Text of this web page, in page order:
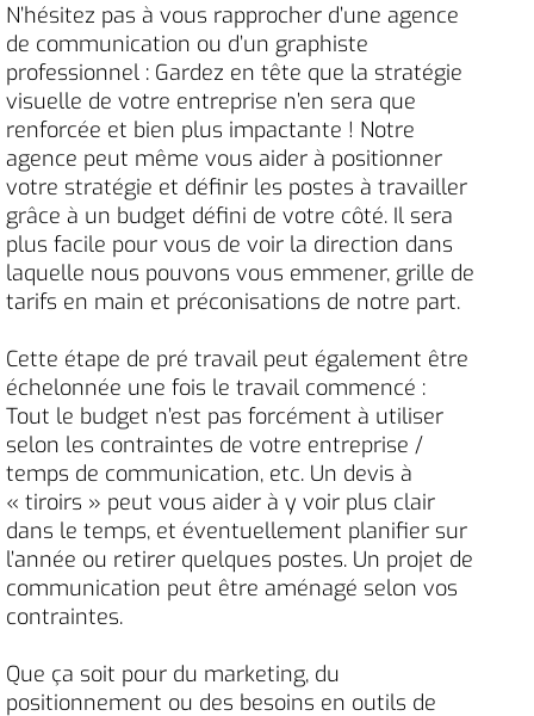
N’hésitez pas à vous rapprocher d’une agence
de communication ou d’un graphiste
professionnel : Gardez en tête que la stratégie
visuelle de votre entreprise n’en sera que
renforcée et bien plus impactante ! Notre
agence peut même vous aider à positionner
votre stratégie et définir les postes à travailler
grâce à un budget défini de votre côté. Il sera
plus facile pour vous de voir la direction dans
laquelle nous pouvons vous emmener, grille de
tarifs en main et préconisations de notre part.
Cette étape de pré travail peut également être
échelonnée une fois le travail commencé :
Tout le budget n’est pas forcément à utiliser
selon les contraintes de votre entreprise /
temps de communication, etc. Un devis à
« tiroirs » peut vous aider à y voir plus clair
dans le temps, et éventuellement planifier sur
l’année ou retirer quelques postes. Un projet de
communication peut être aménagé selon vos
contraintes.
Que ça soit pour du marketing, du
positionnement ou des besoins en outils de